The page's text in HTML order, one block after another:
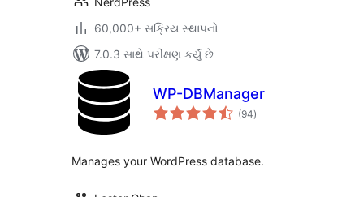
60,000+ સક્રિય સ્થાપનો
7.0.3 સાથે પરીક્ષણ કર્યું છે
WP-DBManager
(94કુલ
રેટિંગ્સ
)
Manages your WordPress database.